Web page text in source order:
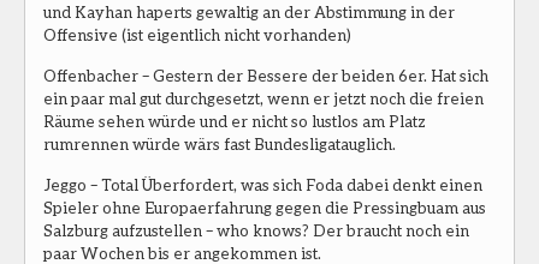
und Kayhan haperts gewaltig an der Abstimmung in der
Offensive (ist eigentlich nicht vorhanden)
Offenbacher – Gestern der Bessere der beiden 6er. Hat sich
ein paar mal gut durchgesetzt, wenn er jetzt noch die freien
Räume sehen würde und er nicht so lustlos am Platz
rumrennen würde wärs fast Bundesligatauglich.
Jeggo – Total Überfordert, was sich Foda dabei denkt einen
Spieler ohne Europaerfahrung gegen die Pressingbuam aus
Salzburg aufzustellen – who knows? Der braucht noch ein
paar Wochen bis er angekommen ist.